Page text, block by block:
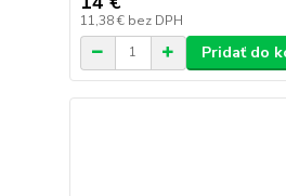
11,38 € bez DPH
Pridať do